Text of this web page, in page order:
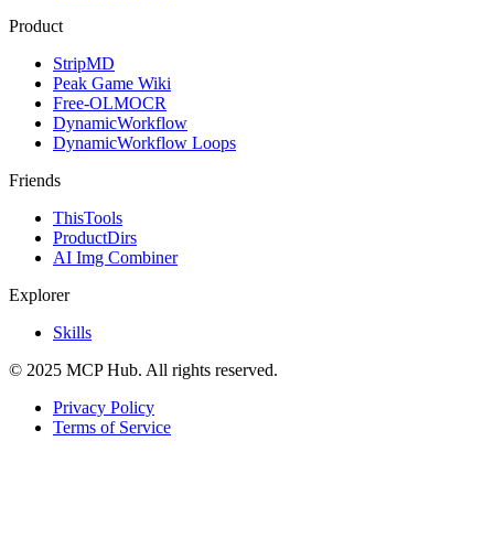
Product
StripMD
Peak Game Wiki
Free-OLMOCR
DynamicWorkflow
DynamicWorkflow Loops
Friends
ThisTools
ProductDirs
AI Img Combiner
Explorer
Skills
© 2025 MCP Hub. All rights reserved.
Privacy Policy
Terms of Service